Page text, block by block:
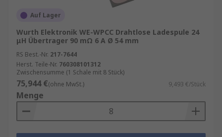
Auf Lager
Wurth Elektronik WE-WPCC Drahtlose Ladespule 24
μH Übertrager 90 mΩ 6 A Ø 54 mm
RS Best.-Nr. 217-7644
Herst. Teile-Nr. 760308101312
Zwischensumme (1 Schale mit 8 Stück)
75,944 €(ohne MwSt.) 9,493 €/Stück
Menge